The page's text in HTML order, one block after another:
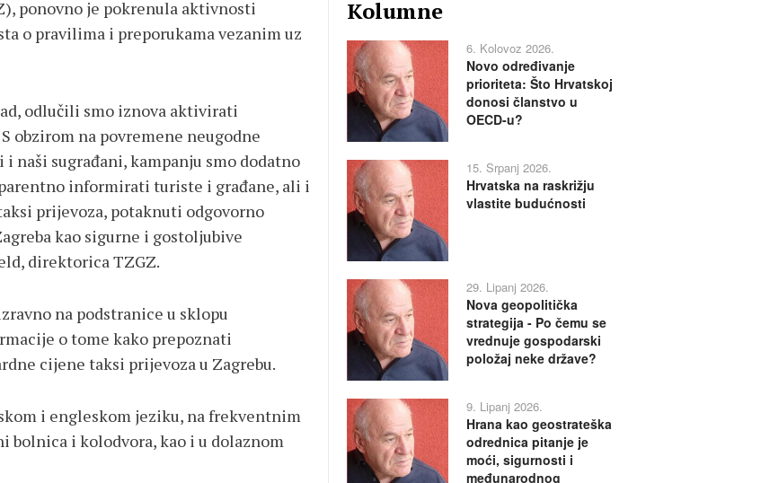
ponovno je pokrenula aktivnosti
o pravilima i preporukama vezanim uz
odlučili smo iznova aktivirati
obzirom na povremene neugodne
naši sugrađani, kampanju smo dodatno
informirati turiste i građane, ali i
prijevoza, potaknuti odgovorno
kao sigurne i gostoljubive
direktorica TZGZ.
na podstranice u sklopu
o tome kako prepoznati
cijene taksi prijevoza u Zagrebu.
i engleskom jeziku, na frekventnim
bolnica i kolodvora, kao i u dolaznom
Kolumne
6. Kolovoz 2026.
Novo određivanje
prioriteta: Što Hrvatskoj
donosi članstvo u
OECD-u?
15. Srpanj 2026.
Hrvatska na raskrižju
vlastite budućnosti
29. Lipanj 2026.
Nova geopolitička
strategija - Po čemu se
vrednuje gospodarski
položaj neke države?
9. Lipanj 2026.
Hrana kao geostrateška
odrednica pitanje je
moći, sigurnosti i
međunarodnog